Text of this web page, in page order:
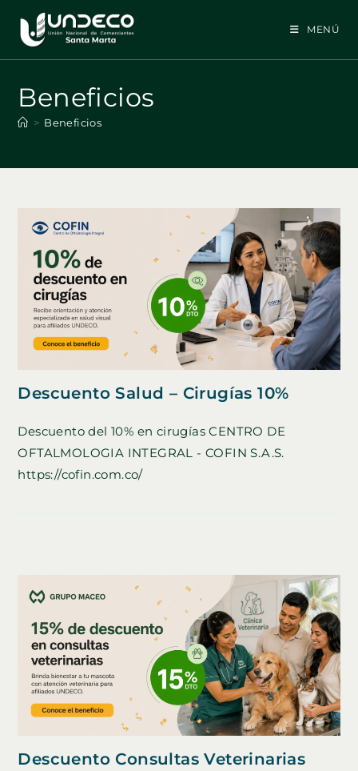
contenido
MENÚ
Beneficios
> Beneficios
Descuento Salud – Cirugías 10%
Descuento del 10% en cirugías CENTRO DE
OFTALMOLOGIA INTEGRAL - COFIN S.A.S.
https://cofin.com.co/
Descuento Consultas Veterinarias